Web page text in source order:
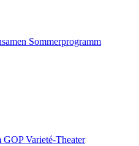
Sommerprogramm
GOP Varieté-Theater